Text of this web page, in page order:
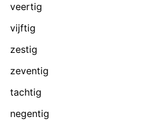
veertig
vijftig
zestig
zeventig
tachtig
negentig